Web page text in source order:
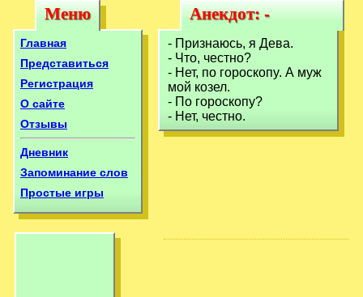
Меню
Меню
Главная
Представиться
Регистрация
О сайте
Отзывы
Дневник
Запоминание слов
Простые игры
Анекдот: -
Пpизнаюсь, я
Дева.- Что,
честно?-
Анекдот: -
Пpизнаюсь, я
Дева.- Что,
честно?-
- Пpизнаюсь, я Дева.
- Что, честно?
- Hет, по гоpоскопy. А мyж
мой козел.
- По гоpоскопy?
- Hет, честно.